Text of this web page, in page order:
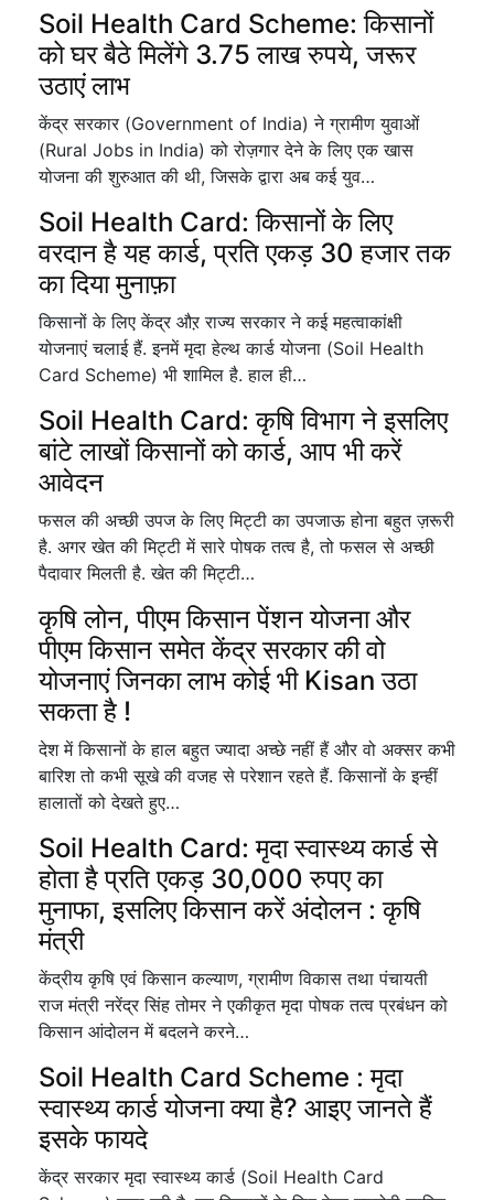
Soil Health Card Scheme: किसानों
को घर बैठे मिलेंगे 3.75 लाख रुपये, जरूर
उठाएं लाभ
केंद्र सरकार (Government of India) ने ग्रामीण युवाओं
(Rural Jobs in India) को रोज़गार देने के लिए एक खास
योजना की शुरुआत की थी, जिसके द्वारा अब कई युव…
Soil Health Card: किसानों के लिए
वरदान है यह कार्ड, प्रति एकड़ 30 हजार तक
का दिया मुनाफ़ा
किसानों के लिए केंद्र औऱ राज्य सरकार ने कई महत्वाकांक्षी
योजनाएं चलाई हैं. इनमें मृदा हेल्थ कार्ड योजना (Soil Health
Card Scheme) भी शामिल है. हाल ही…
Soil Health Card: कृषि विभाग ने इसलिए
बांटे लाखों किसानों को कार्ड, आप भी करें
आवेदन
फसल की अच्छी उपज के लिए मिट्टी का उपजाऊ होना बहुत ज़रूरी
है. अगर खेत की मिट्टी में सारे पोषक तत्व है, तो फसल से अच्छी
पैदावार मिलती है. खेत की मिट्टी…
कृषि लोन, पीएम किसान पेंशन योजना और
पीएम किसान समेत केंद्र सरकार की वो
योजनाएं जिनका लाभ कोई भी Kisan उठा
सकता है !
देश में किसानों के हाल बहुत ज्यादा अच्छे नहीं हैं और वो अक्सर कभी
बारिश तो कभी सूखे की वजह से परेशान रहते हैं. किसानों के इन्हीं
हालातों को देखते हुए…
Soil Health Card: मृदा स्वास्थ्य कार्ड से
होता है प्रति एकड़ 30,000 रुपए का
मुनाफा, इसलिए किसान करें अंदोलन : कृषि
मंत्री
केंद्रीय कृषि एवं किसान कल्याण, ग्रामीण विकास तथा पंचायती
राज मंत्री नरेंद्र सिंह तोमर ने एकीकृत मृदा पोषक तत्व प्रबंधन को
किसान आंदोलन में बदलने करने…
Soil Health Card Scheme : मृदा
स्वास्थ्य कार्ड योजना क्या है? आइए जानते हैं
इसके फायदे
केंद्र सरकार मृदा स्वास्थ्य कार्ड (Soil Health Card